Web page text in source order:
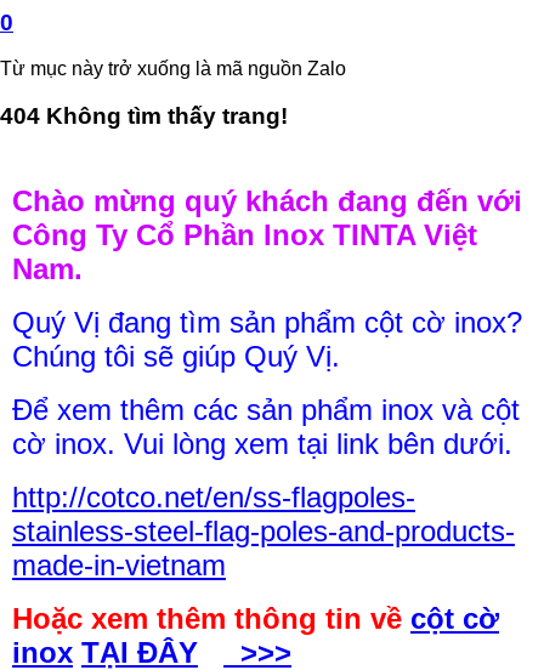
0
Từ mục này trở xuống là mã nguồn Zalo
404 Không tìm thấy trang!
Chào mừng quý khách đang đến với
Công Ty Cổ Phần Inox TINTA Việt
Nam.
Quý Vị đang tìm sản phẩm cột cờ inox?
Chúng tôi sẽ giúp Quý Vị.
Để xem thêm các sản phẩm inox và cột
cờ inox. Vui lòng xem tại link bên dưới.
http://cotco.net/en/ss-flagpoles-
stainless-steel-flag-poles-and-products-
made-in-vietnam
Hoặc xem thêm thông tin về cột cờ
inox TẠI ĐÂY >>>